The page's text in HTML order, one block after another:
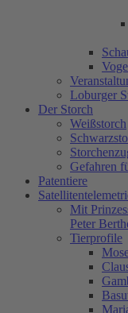
Loburger
Der Storch
Weißstorch
Gefahren
Patentiere
Mit
Peter
Tierprofile